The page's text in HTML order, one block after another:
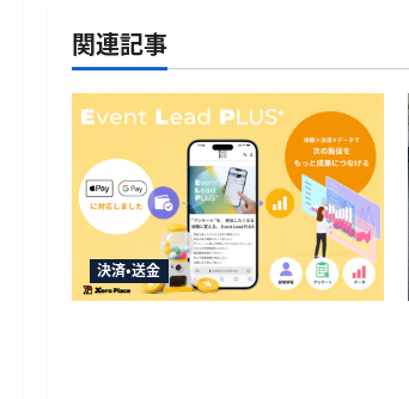
ゲ
ー
シ
ョ
ン
関連記事
決済・送金